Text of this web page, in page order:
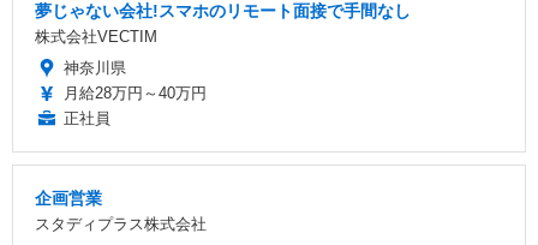
夢じゃない会社!スマホのリモート面接で手間なし
株式会社VECTIM
神奈川県
月給28万円～40万円
正社員
企画営業
スタディプラス株式会社